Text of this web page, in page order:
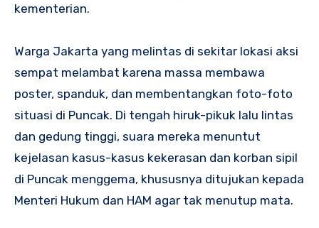
kementerian.
Warga Jakarta yang melintas di sekitar lokasi aksi
sempat melambat karena massa membawa
poster, spanduk, dan membentangkan foto-foto
situasi di Puncak. Di tengah hiruk-pikuk lalu lintas
dan gedung tinggi, suara mereka menuntut
kejelasan kasus-kasus kekerasan dan korban sipil
di Puncak menggema, khususnya ditujukan kepada
Menteri Hukum dan HAM agar tak menutup mata.